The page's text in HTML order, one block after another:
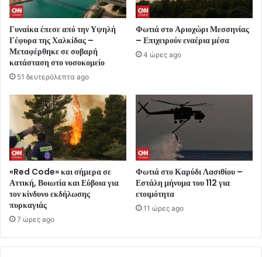
Γυναίκα έπεσε από την Υψηλή
Γέφυρα της Χαλκίδας –
Μεταφέρθηκε σε σοβαρή
κατάσταση στο νοσοκομείο
51 δευτερόλεπτα ago
Φωτιά στο Αριοχώρι Μεσσηνίας
– Επιχειρούν εναέρια μέσα
4 ώρες ago
«Red Code» και σήμερα σε
Αττική, Βοιωτία και Εύβοια για
τον κίνδυνο εκδήλωσης
πυρκαγιάς
7 ώρες ago
Φωτιά στο Καρύδι Λασιθίου –
Εστάλη μήνυμα του 112 για
ετοιμότητα
11 ώρες ago